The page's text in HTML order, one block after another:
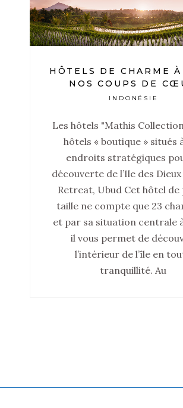
HÔTELS DE CHARME
NOS COUPS DE
INDONÉSIE
Les hôtels "Mathis
hôtels « boutique » situés
endroits stratégiques
découverte de l’Ile des
Retreat, Ubud Cet hôtel
taille ne compte que 23
et par sa situation centrale
il vous permet de
l’intérieur de l’île en
tranquillité. Au